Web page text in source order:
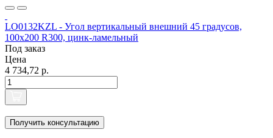
LO0132KZL - Угол вертикальный внешний 45 градусов,
100х200 R300, цинк-ламельный
Под заказ
Цена
4 734,72 р.
Получить консультацию